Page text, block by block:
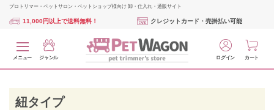
プロトリマー・ペットサロン・ペットショップ様向け 卸・仕入れ・通販サイト
11,000円以上で送料無料！ クレジットカード・売掛払い可能
メニュー ジャンル ログイン カート
紐タイプ